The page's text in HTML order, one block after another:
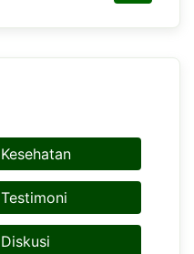
Kesehatan
Testimoni
Diskusi